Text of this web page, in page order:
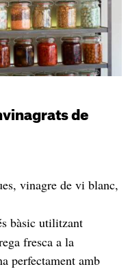
de
vinagre de vi blanc,
bàsic utilitzant
fresca a la
perfectament amb